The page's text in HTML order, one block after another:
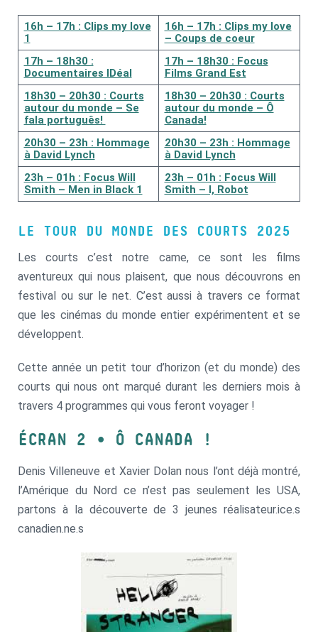
16h – 17h : Clips my love
1
16h – 17h : Clips my love
– Coups de coeur
17h – 18h30 :
Documentaires IDéal
17h – 18h30 : Focus
Films Grand Est
18h30 – 20h30 : Courts
autour du monde – Se
fala português!
18h30 – 20h30 : Courts
autour du monde – Ô
Canada!
20h30 – 23h : Hommage
à David Lynch
20h30 – 23h : Hommage
à David Lynch
23h – 01h : Focus Will
Smith – Men in Black 1
23h – 01h : Focus Will
Smith – I, Robot
LE TOUR DU MONDE DES COURTS 2025
Les courts c’est notre came, ce sont les films
aventureux qui nous plaisent, que nous découvrons en
festival ou sur le net. C’est aussi à travers ce format
que les cinémas du monde entier expérimentent et se
développent.
Cette année un petit tour d’horizon (et du monde) des
courts qui nous ont marqué durant les derniers mois à
travers 4 programmes qui vous feront voyager !
ÉCRAN 2 • Ô CANADA !
Denis Villeneuve et Xavier Dolan nous l’ont déjà montré,
l’Amérique du Nord ce n’est pas seulement les USA,
partons à la découverte de 3 jeunes réalisateur.ice.s
canadien.ne.s